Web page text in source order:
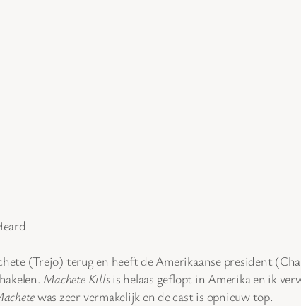
(Trejo) terug en heeft de Amerikaanse president
Machete Killsis helaas geflopt in Amerika en ik
was zeer vermakelijk en de cast is opnieuw top.